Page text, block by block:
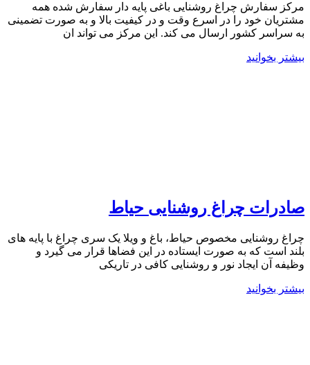
مرکز سفارش چراغ روشنایی باغی پایه دار سفارش شده همه
مشتریان خود را در اسرع وقت و در کیفیت بالا و به صورت تضمینی
به سراسر کشور ارسال می کند. این مرکز می تواند ان
بیشتر بخوانید
صادرات چراغ روشنایی حیاط
چراغ روشنایی مخصوص حیاط، باغ و ویلا یک سری چراغ با پایه های
بلند است که به صورت ایستاده در این فضاها قرار می گیرد و
وظیفه آن ایجاد نور و روشنایی کافی در تاریکی
بیشتر بخوانید